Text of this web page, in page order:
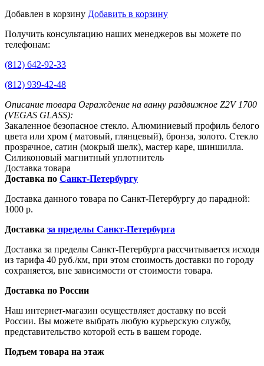
Добавлен в корзину Добавить в корзину
Получить консультацию наших менеджеров вы можете по
телефонам:
(812) 642-92-33
(812) 939-42-48
Описание товара Ограждение на ванну раздвижное Z2V 1700
(VEGAS GLASS):
Закаленное безопасное стекло. Алюминиевый профиль белого
цвета или хром ( матовый, глянцевый), бронза, золото. Стекло
прозрачное, сатин (мокрый шелк), мастер каре, шиншилла.
Силиконовый магнитный уплотнитель
Доставка товара
Доставка по Санкт-Петербургу
Доставка данного товара по Санкт-Петербургу до парадной:
1000 р.
Доставка за пределы Санкт-Петербурга
Доставка за пределы Санкт-Петербурга рассчитывается исходя
из тарифа 40 руб./км, при этом стоимость доставки по городу
сохраняется, вне зависимости от стоимости товара.
Доставка по России
Наш интернет-магазин осуществляет доставку по всей
России. Вы можете выбрать любую курьерскую службу,
представительство которой есть в вашем городе.
Подъем товара на этаж